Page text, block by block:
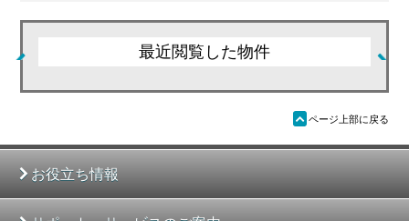
最近閲覧した物件
ü ページ上部に戻る
お役立ち情報